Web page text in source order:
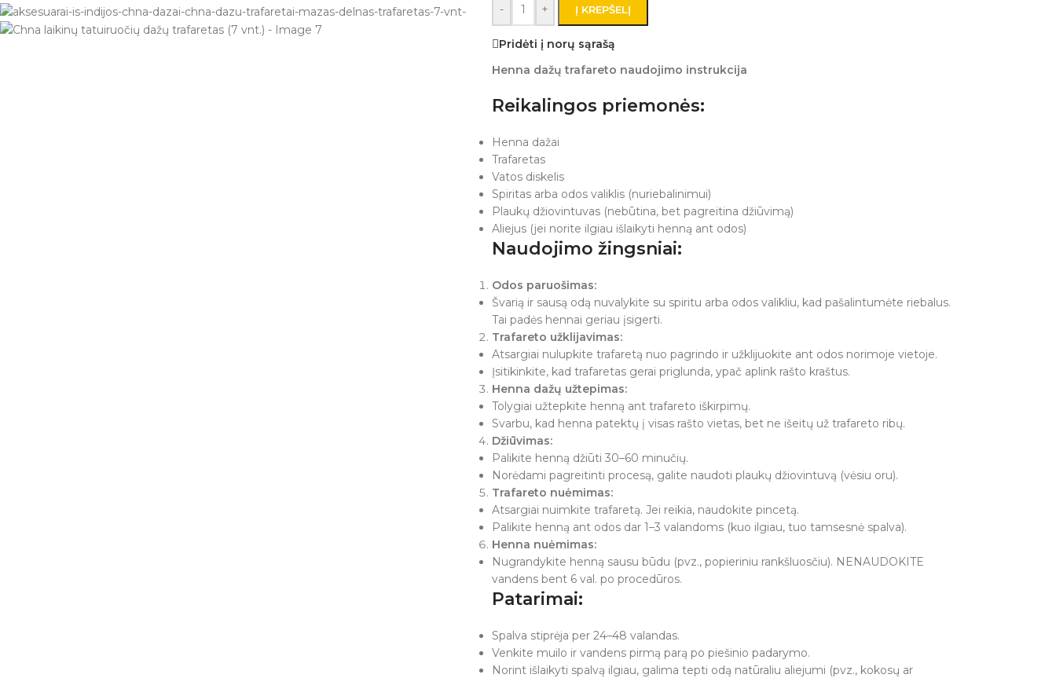
- + Į KREPŠELĮ
Pridėti į norų sąrašą
Henna dažų trafareto naudojimo instrukcija
Reikalingos priemonės:
Henna dažai
Trafaretas
Vatos diskelis
Spiritas arba odos valiklis (nuriebalinimui)
Plaukų džiovintuvas (nebūtina, bet pagreitina džiūvimą)
Aliejus (jei norite ilgiau išlaikyti henną ant odos)
Naudojimo žingsniai:
Odos paruošimas:
Švarią ir sausą odą nuvalykite su spiritu arba odos valikliu, kad pašalintumėte riebalus.
Tai padės hennai geriau įsigerti.
Trafareto užklijavimas:
Atsargiai nulupkite trafaretą nuo pagrindo ir užklijuokite ant odos norimoje vietoje.
Įsitikinkite, kad trafaretas gerai priglunda, ypač aplink rašto kraštus.
Henna dažų užtepimas:
Tolygiai užtepkite henną ant trafareto iškirpimų.
Svarbu, kad henna patektų į visas rašto vietas, bet ne išeitų už trafareto ribų.
Džiūvimas:
Palikite henną džiūti 30–60 minučių.
Norėdami pagreitinti procesą, galite naudoti plaukų džiovintuvą (vėsiu oru).
Trafareto nuėmimas:
Atsargiai nuimkite trafaretą. Jei reikia, naudokite pincetą.
Palikite henną ant odos dar 1–3 valandoms (kuo ilgiau, tuo tamsesnė spalva).
Henna nuėmimas:
Nugrandykite henną sausu būdu (pvz., popieriniu rankšluosčiu). NENAUDOKITE
vandens bent 6 val. po procedūros.
Patarimai:
Spalva stiprėja per 24–48 valandas.
Venkite muilo ir vandens pirmą parą po piešinio padarymo.
Norint išlaikyti spalvą ilgiau, galima tepti odą natūraliu aliejumi (pvz., kokosų ar